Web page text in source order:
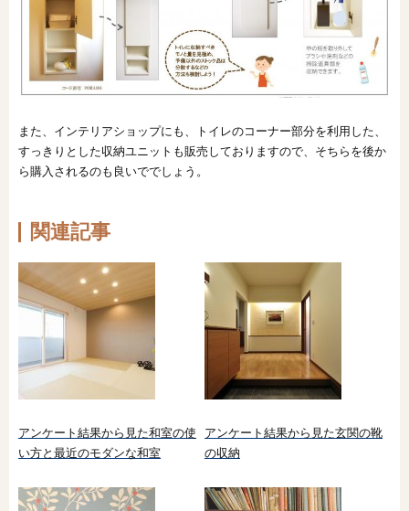
また、インテリアショップにも、トイレのコーナー部分を利用した、
すっきりとした収納ユニットも販売しておりますので、そちらを後か
ら購入されるのも良いででしょう。
関連記事
アンケート結果から見た和室の使
い方と最近のモダンな和室
アンケート結果から見た玄関の靴
の収納